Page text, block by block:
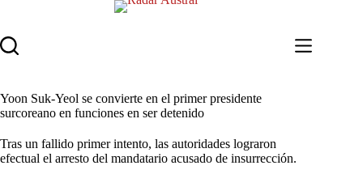
contenido
Yoon Suk-Yeol se convierte en el primer presidente
surcoreano en funciones en ser detenido
Tras un fallido primer intento, las autoridades lograron
efectual el arresto del mandatario acusado de insurrección.